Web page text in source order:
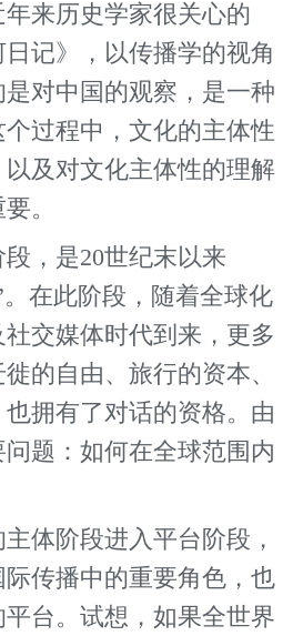
来历史学家很关心的
日记》，以传播学的视角
对中国的观察，是一种
过程中，文化的主体性
及对文化主体性的理解
。
，是20世纪末以来
在此阶段，随着全球化
交媒体时代到来，更多
的自由、旅行的资本、
拥有了对话的资格。由
题：如何在全球范围内
阶段进入平台阶段，
传播中的重要角色，也
台。试想，如果全世界